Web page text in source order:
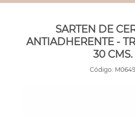
SARTEN DE
ANTIADHERENTE -
30 CMS.
Código: M0649